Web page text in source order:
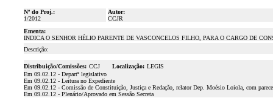
Nº do Proj.:
1/2012
Autor:
CCJR
Ementa:
INDICA O SENHOR HÉLIO PARENTE DE VASCONCELOS FILHO, PARA O CARGO DE
Descrição:
Distribuição/Comissões: CCJ Localização: LEGIS
Em 09.02.12 - Departº legislativo
Em 09.02.12 - Leitura no Expediente
Em 09.02.12 - Comissão de Constituição, Justiça e Redação, relator Dep. Moésio Loiola, com
Em 09.02.12 - Plenário/Aprovado em Sessão Secreta